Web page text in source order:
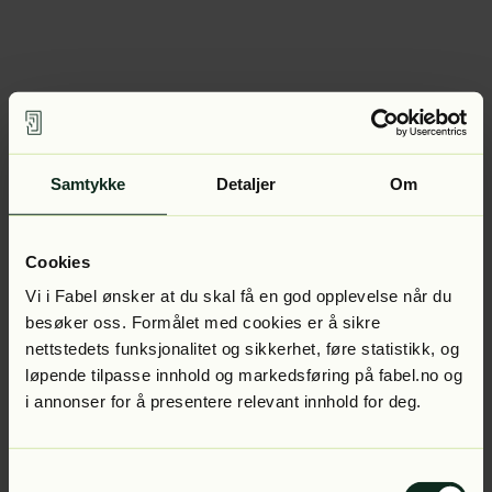
Samtykke Detaljer Om
Cookies
Vi i Fabel ønsker at du skal få en god opplevelse når du
besøker oss. Formålet med cookies er å sikre
nettstedets funksjonalitet og sikkerhet, føre statistikk, og
løpende tilpasse innhold og markedsføring på fabel.no og
i annonser for å presentere relevant innhold for deg.